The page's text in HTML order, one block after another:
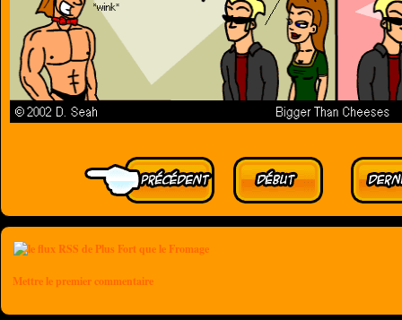
Mettre le premier commentaire